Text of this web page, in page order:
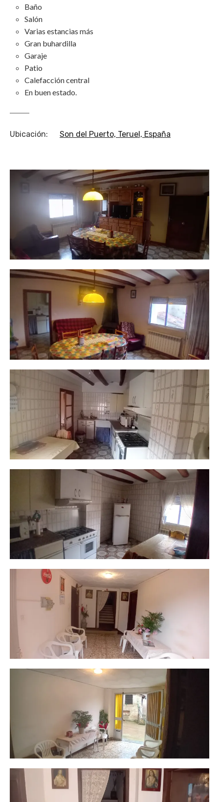
Baño
Salón
Varias estancias más
Gran buhardilla
Garaje
Patio
Calefacción central
En buen estado.
Ubicación: Son del Puerto, Teruel, España